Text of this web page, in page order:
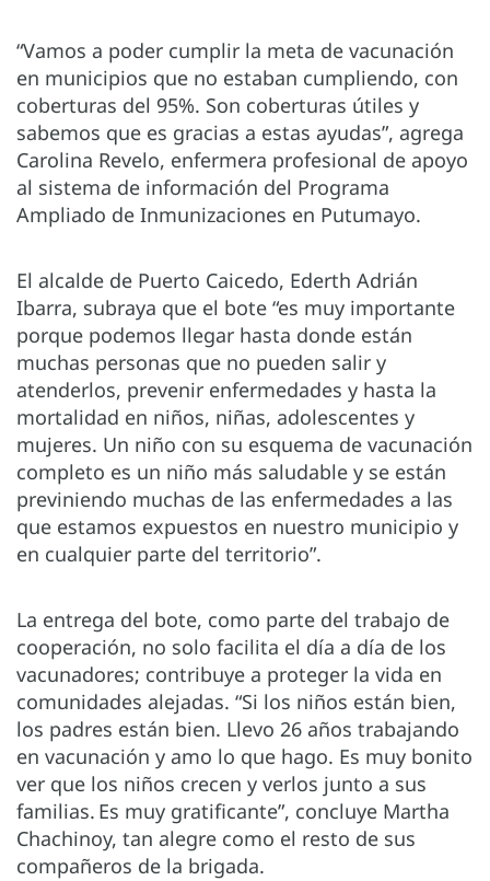
“Vamos a poder cumplir la meta de vacunación
en municipios que no estaban cumpliendo, con
coberturas del 95%. Son coberturas útiles y
sabemos que es gracias a estas ayudas”, agrega
Carolina Revelo, enfermera profesional de apoyo
al sistema de información del Programa
Ampliado de Inmunizaciones en Putumayo.
El alcalde de Puerto Caicedo, Ederth Adrián
Ibarra, subraya que el bote “es muy importante
porque podemos llegar hasta donde están
muchas personas que no pueden salir y
atenderlos, prevenir enfermedades y hasta la
mortalidad en niños, niñas, adolescentes y
mujeres. Un niño con su esquema de vacunación
completo es un niño más saludable y se están
previniendo muchas de las enfermedades a las
que estamos expuestos en nuestro municipio y
en cualquier parte del territorio”.
La entrega del bote, como parte del trabajo de
cooperación, no solo facilita el día a día de los
vacunadores; contribuye a proteger la vida en
comunidades alejadas. “Si los niños están bien,
los padres están bien. Llevo 26 años trabajando
en vacunación y amo lo que hago. Es muy bonito
ver que los niños crecen y verlos junto a sus
familias. Es muy gratificante”, concluye Martha
Chachinoy, tan alegre como el resto de sus
compañeros de la brigada.